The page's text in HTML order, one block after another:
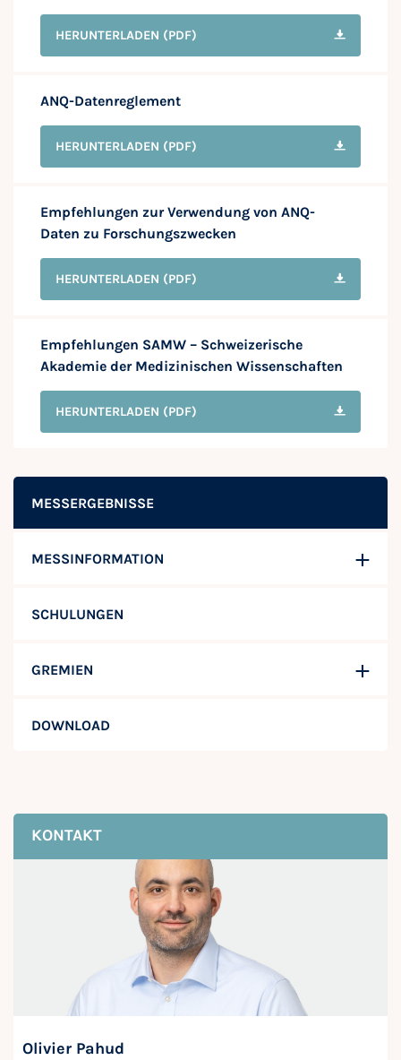
MESSERGEBNISSE
MESSINFORMATION
SCHULUNGEN
GREMIEN
DOWNLOAD
KONTAKT
Olivier Pahud
HERUNTERLADEN (PDF)
ANQ-Datenreglement
HERUNTERLADEN (PDF)
Empfehlungen zur Verwendung von ANQ-
Daten zu Forschungszwecken
HERUNTERLADEN (PDF)
Empfehlungen SAMW – Schweizerische
Akademie der Medizinischen Wissenschaften
HERUNTERLADEN (PDF)